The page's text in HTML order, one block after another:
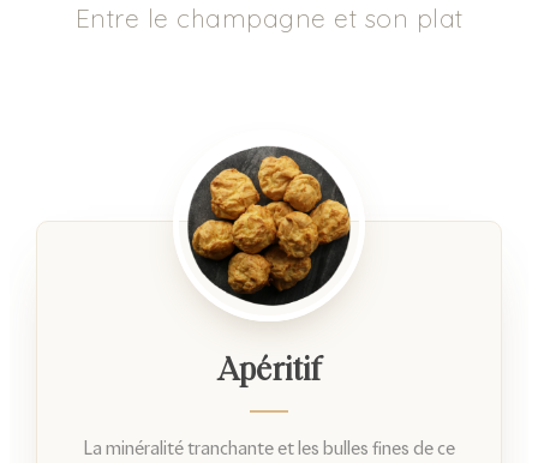
Entre le champagne et son plat
Apéritif
La minéralité tranchante et les bulles fines de ce